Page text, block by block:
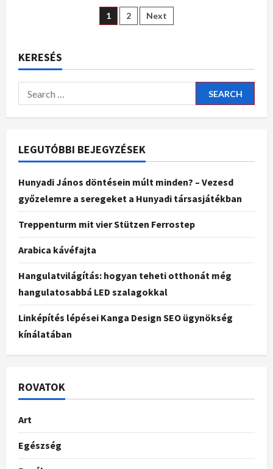
1 2 Next
KERESÉS
LEGUTÓBBI BEJEGYZÉSEK
Hunyadi János döntésein múlt minden? – Vezesd
győzelemre a seregeket a Hunyadi társasjátékban
Treppenturm mit vier Stützen Ferrostep
Arabica kávéfajta
Hangulatvilágítás: hogyan teheti otthonát még
hangulatosabbá LED szalagokkal
Linképítés lépései Kanga Design SEO ügynökség
kínálatában
ROVATOK
Art
Egészség